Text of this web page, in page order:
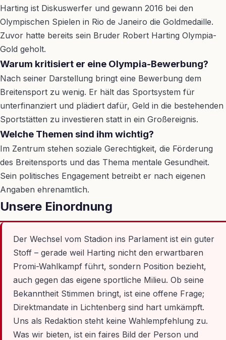
Harting ist Diskuswerfer und gewann 2016 bei den
Olympischen Spielen in Rio de Janeiro die Goldmedaille.
Zuvor hatte bereits sein Bruder Robert Harting Olympia-
Gold geholt.
Warum kritisiert er eine Olympia-Bewerbung?
Nach seiner Darstellung bringt eine Bewerbung dem
Breitensport zu wenig. Er hält das Sportsystem für
unterfinanziert und plädiert dafür, Geld in die bestehenden
Sportstätten zu investieren statt in ein Großereignis.
Welche Themen sind ihm wichtig?
Im Zentrum stehen soziale Gerechtigkeit, die Förderung
des Breitensports und das Thema mentale Gesundheit.
Sein politisches Engagement betreibt er nach eigenen
Angaben ehrenamtlich.
Unsere Einordnung
Der Wechsel vom Stadion ins Parlament ist ein guter
Stoff – gerade weil Harting nicht den erwartbaren
Promi-Wahlkampf führt, sondern Position bezieht,
auch gegen das eigene sportliche Milieu. Ob seine
Bekanntheit Stimmen bringt, ist eine offene Frage;
Direktmandate in Lichtenberg sind hart umkämpft.
Uns als Redaktion steht keine Wahlempfehlung zu.
Was wir bieten, ist ein faires Bild der Person und